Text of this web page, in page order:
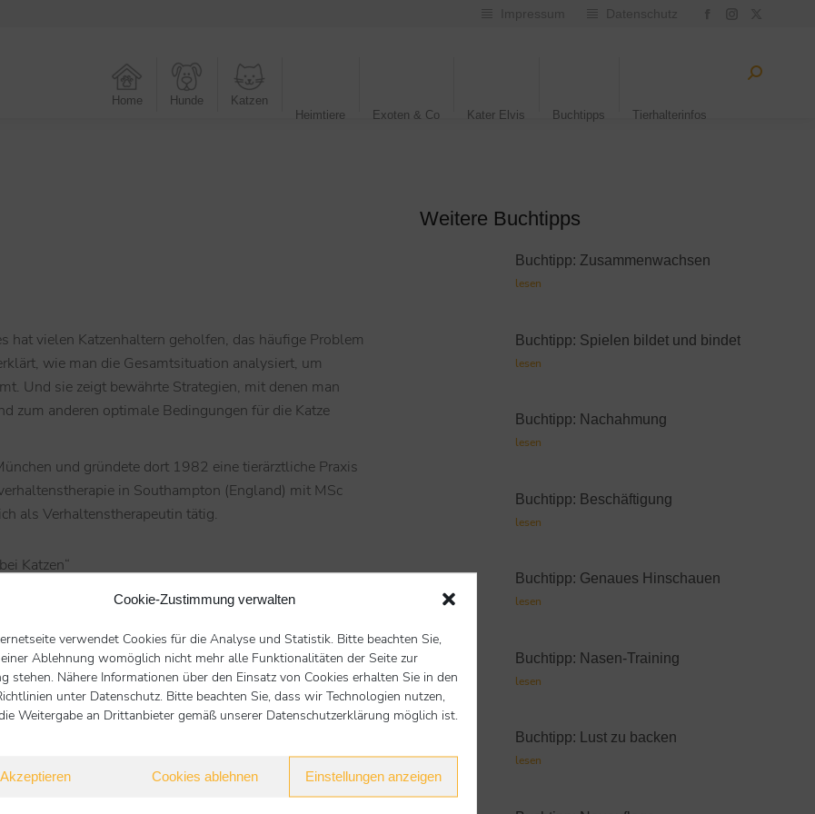
Cookie-Zustimmung verwalten
verwendet Cookies für die Analyse und Statistik. Bitte beachten Sie,
Ablehnung womöglich nicht mehr alle Funktionalitäten der Seite zur
stehen. Nähere Informationen über den Einsatz von Cookies erhalten Sie in den
unter Datenschutz. Bitte beachten Sie, dass wir Technologien nutzen,
Weitergabe an Drittanbieter gemäß unserer Datenschutzerklärung möglich ist.
Akzeptieren Cookies ablehnen Einstellungen anzeigen
Impressum Datenschutz
Home Hunde
Katzen
Heimtiere
Exoten & Co Kater Elvis Buchtipps Tierhalterinfos
hat vielen Katzenhaltern geholfen, das häufige Problem
wie man die Gesamtsituation analysiert, um
Und sie zeigt bewährte Strategien, mit denen man
zum anderen optimale Bedingungen für die Katze
und gründete dort 1982 eine tierärztliche Praxis
in Southampton (England) mit MSc
als Verhaltenstherapeutin tätig.
Katzen“
Nächster Beitrag
Weitere Buchtipps
Buchtipp: Zusammenwachsen
lesen
Buchtipp: Spielen bildet und bindet
lesen
Buchtipp: Nachahmung
lesen
Buchtipp: Beschäftigung
lesen
Buchtipp: Genaues Hinschauen
lesen
Buchtipp: Nasen-Training
lesen
Buchtipp: Lust zu backen
lesen